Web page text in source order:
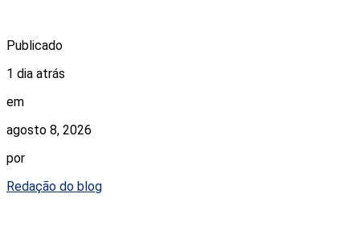
Publicado
1 dia atrás
em
agosto 8, 2026
por
Redação do blog